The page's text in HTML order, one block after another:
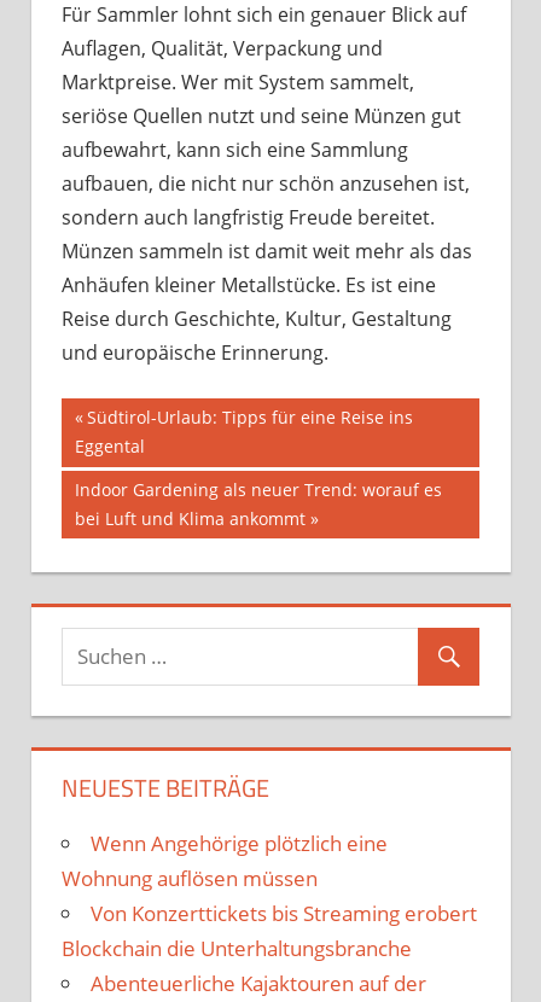
Für Sammler lohnt sich ein genauer Blick auf
Auflagen, Qualität, Verpackung und
Marktpreise. Wer mit System sammelt,
seriöse Quellen nutzt und seine Münzen gut
aufbewahrt, kann sich eine Sammlung
aufbauen, die nicht nur schön anzusehen ist,
sondern auch langfristig Freude bereitet.
Münzen sammeln ist damit weit mehr als das
Anhäufen kleiner Metallstücke. Es ist eine
Reise durch Geschichte, Kultur, Gestaltung
und europäische Erinnerung.
Beitragsnavigation
Vorheriger
Beitrag:
Südtirol-Urlaub: Tipps für eine Reise ins
Eggental
Nächster
Beitrag:
Indoor Gardening als neuer Trend: worauf es
bei Luft und Klima ankommt
NEUESTE BEITRÄGE
Wenn Angehörige plötzlich eine
Wohnung auflösen müssen
Von Konzerttickets bis Streaming erobert
Blockchain die Unterhaltungsbranche
Abenteuerliche Kajaktouren auf der